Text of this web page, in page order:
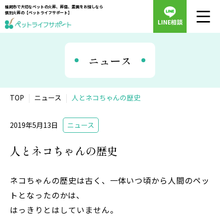
福岡市で大切なペットの火葬、葬儀、霊園をお探しなら
個別火葬の【ペットライフサポート】
LINE相談
ニュース
TOP ニュース 人とネコちゃんの歴史
2019年5月13日 ニュース
人とネコちゃんの歴史
ネコちゃんの歴史は古く、一体いつ頃から人間のペッ
トとなったのかは、
はっきりとはしていません。